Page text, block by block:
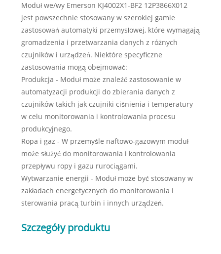
Moduł we/wy Emerson KJ4002X1-BF2 12P3866X012
jest powszechnie stosowany w szerokiej gamie
zastosowań automatyki przemysłowej, które wymagają
gromadzenia i przetwarzania danych z różnych
czujników i urządzeń. Niektóre specyficzne
zastosowania mogą obejmować:
Produkcja - Moduł może znaleźć zastosowanie w
automatyzacji produkcji do zbierania danych z
czujników takich jak czujniki ciśnienia i temperatury
w celu monitorowania i kontrolowania procesu
produkcyjnego.
Ropa i gaz - W przemyśle naftowo-gazowym moduł
może służyć do monitorowania i kontrolowania
przepływu ropy i gazu rurociągami.
Wytwarzanie energii - Moduł może być stosowany w
zakładach energetycznych do monitorowania i
sterowania pracą turbin i innych urządzeń.
Szczegóły produktu